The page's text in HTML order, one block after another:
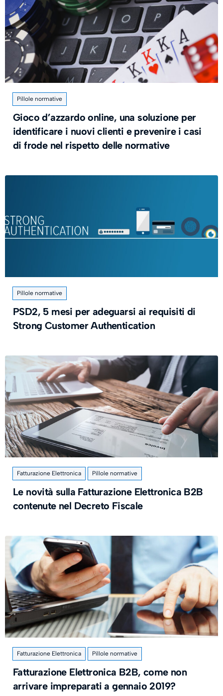
Pillole normative
Gioco d’azzardo online, una soluzione per
identificare i nuovi clienti e prevenire i casi
di frode nel rispetto delle normative
Pillole normative
PSD2, 5 mesi per adeguarsi ai requisiti di
Strong Customer Authentication
Fatturazione Elettronica Pillole normative
Le novità sulla Fatturazione Elettronica B2B
contenute nel Decreto Fiscale
Fatturazione Elettronica Pillole normative
Fatturazione Elettronica B2B, come non
arrivare impreparati a gennaio 2019?